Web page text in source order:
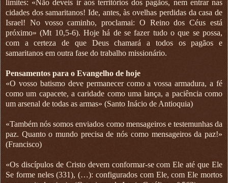
limites: «Não deveis ir aos territórios dos pagãos, nem entrar nas
cidades dos samaritanos! Ide, antes, às ovelhas perdidas da casa de
Israel! No vosso caminho, proclamai: O Reino dos Céus está
próximo» (Mt 10,5-6). Hoje há de se fazer tudo o que se possa,
com a certeza de que Deus chamará a todos os pagãos e
samaritanos em outra fase do trabalho missionário.
Pensamentos para o Evangelho de hoje
«O vosso batismo deve permanecer como a vossa armadura, a fé
como um capacete, a caridade como uma lança, a paciência como
um arsenal de todas as armas» (Santo Inácio de Antioquia)
«Também nós somos enviados como mensageiros e testemunhas da
paz. Quanto o mundo precisa de nós como mensageiros da paz!»
(Francisco)
«Os discípulos de Cristo devem conformar-se com Ele até que Ele
Se forme neles (331), (…): configurados com Ele, com Ele mortos